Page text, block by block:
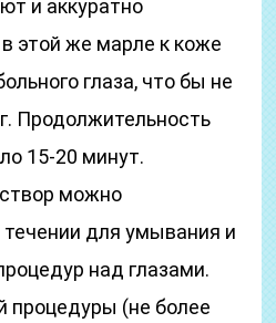
и аккуратно
этой же марле к коже
глаза, что бы не
Продолжительность
15-20 минут.
можно
течении для умывания и
над глазами.
(не более